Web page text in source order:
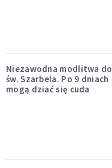
Niezawodna modlitwa do
św. Szarbela. Po 9 dniach
mogą dziać się cuda